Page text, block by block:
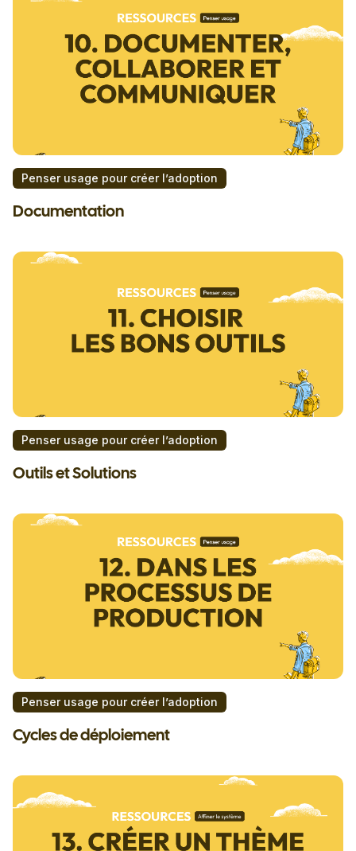
Penser usage pour créer l’adoption
Documentation
Penser usage pour créer l’adoption
Outils et Solutions
Penser usage pour créer l’adoption
Cycles de déploiement